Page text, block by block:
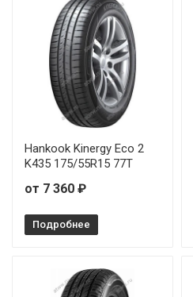
Hankook Kinergy Eco 2
K435 175/55R15 77T
от 7 360 ₽
Подробнее